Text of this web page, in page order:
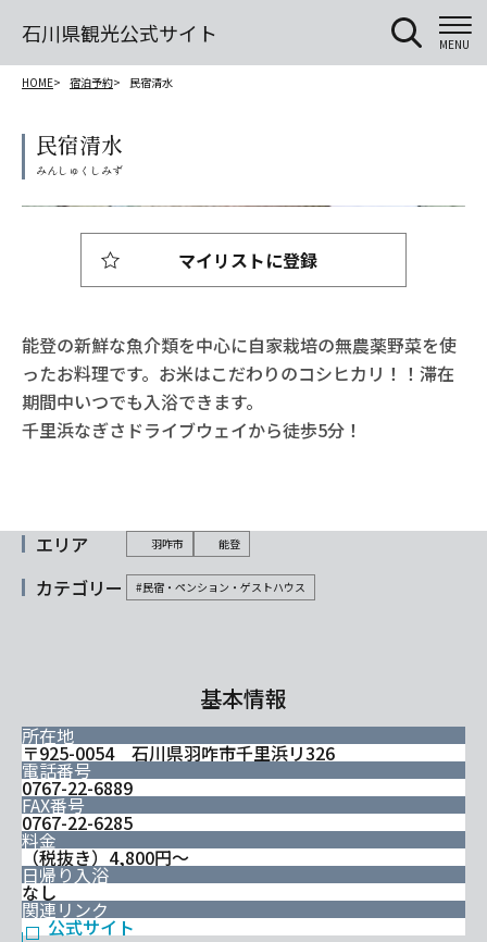
石川県観光公式サイト MENU
HOME 宿泊予約 民宿清水
民宿清水
能登の新鮮な魚介類を中心に自家栽培の無農薬野菜を使
ったお料理です。お米はこだわりのコシヒカリ！！滞在
期間中いつでも入浴できます。
千里浜なぎさドライブウェイから徒歩5分！
マイリストに登録
エリア 羽咋市 能登
カテゴリー #民宿・ペンション・ゲストハウス
基本情報
所在地
〒925-0054 石川県羽咋市千里浜リ326
電話番号
0767-22-6889
FAX番号
0767-22-6285
料金
（税抜き）4,800円〜
日帰り入浴
なし
関連リンク
公式サイト